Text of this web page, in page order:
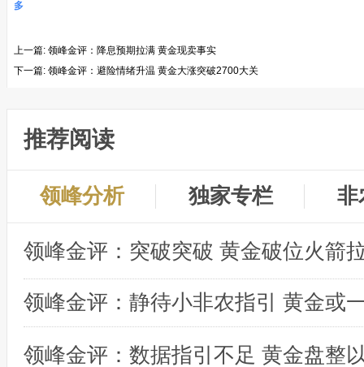
多
上一篇: 领峰金评：降息预期拉满 黄金现卖事实
下一篇: 领峰金评：避险情绪升温 黄金大涨突破2700大关
推荐阅读
领峰分析 独家专栏 非
领峰金评：突破突破 黄金破位火箭
领峰金评：数据指引不足 黄金盘整